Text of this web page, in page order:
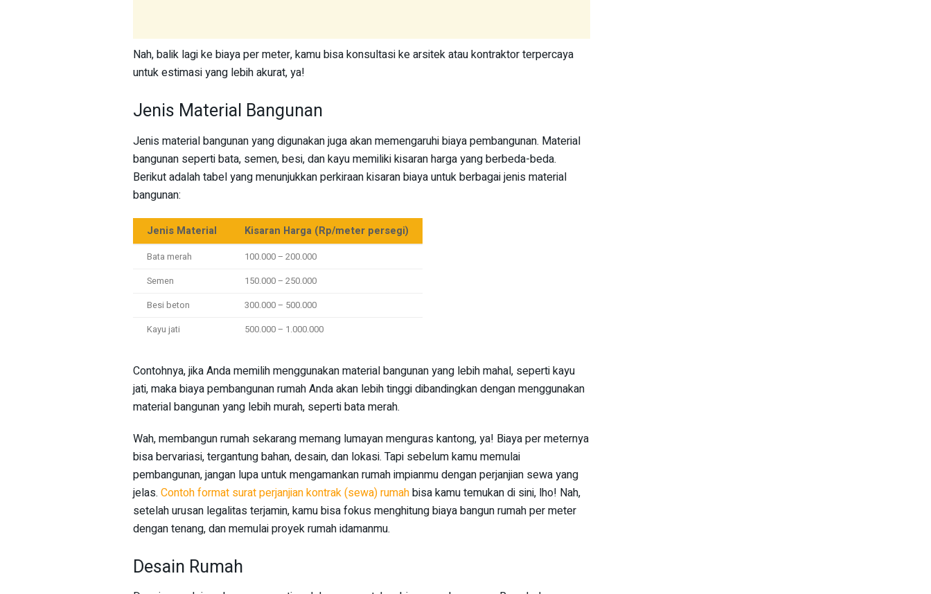
Nah, balik lagi ke biaya per meter, kamu bisa konsultasi ke arsitek atau kontraktor terpercaya
untuk estimasi yang lebih akurat, ya!
Jenis Material Bangunan
Jenis material bangunan yang digunakan juga akan memengaruhi biaya pembangunan. Material
bangunan seperti bata, semen, besi, dan kayu memiliki kisaran harga yang berbeda-beda.
Berikut adalah tabel yang menunjukkan perkiraan kisaran biaya untuk berbagai jenis material
bangunan:
Jenis Material Kisaran Harga (Rp/meter persegi)
Bata merah
100.000 – 200.000
Semen
150.000 – 250.000
Besi beton
300.000 – 500.000
Kayu jati
500.000 – 1.000.000
Contohnya, jika Anda memilih menggunakan material bangunan yang lebih mahal, seperti kayu
jati, maka biaya pembangunan rumah Anda akan lebih tinggi dibandingkan dengan menggunakan
material bangunan yang lebih murah, seperti bata merah.
Wah, membangun rumah sekarang memang lumayan menguras kantong, ya! Biaya per meternya
bisa bervariasi, tergantung bahan, desain, dan lokasi. Tapi sebelum kamu memulai
pembangunan, jangan lupa untuk mengamankan rumah impianmu dengan perjanjian sewa yang
jelas. Contoh format surat perjanjian kontrak (sewa) rumahbisa kamu temukan di sini, lho! Nah,
setelah urusan legalitas terjamin, kamu bisa fokus menghitung biaya bangun rumah per meter
dengan tenang, dan memulai proyek rumah idamanmu.
Desain Rumah